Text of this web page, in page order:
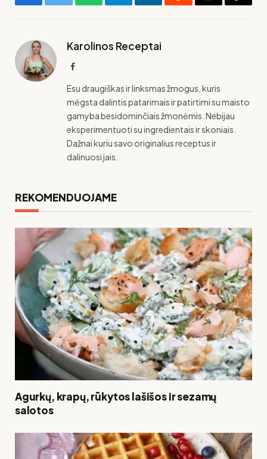
FacebookTwitterWhatsAppTelegramLinkedInRedditEl.
Copy
Karolinos Receptai
Facebook
Esu draugiškas ir linksmas žmogus, kuris
mėgsta dalintis patarimais ir patirtimi su maisto
gamyba besidominčiais žmonėmis. Nebijau
eksperimentuoti su ingredientais ir skoniais.
Dažnai kuriu savo originalius receptus ir
dalinuosi jais.
REKOMENDUOJAME
Agurkų, krapų, rūkytos lašišos ir sezamų
salotos